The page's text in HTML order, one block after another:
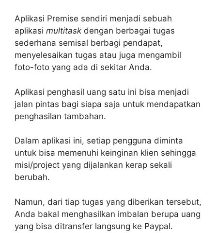
Aplikasi Premise sendiri menjadi sebuah
aplikasi multitask dengan berbagai tugas
sederhana semisal berbagi pendapat,
menyelesaikan tugas atau juga mengambil
foto-foto yang ada di sekitar Anda.
Aplikasi penghasil uang satu ini bisa menjadi
jalan pintas bagi siapa saja untuk mendapatkan
penghasilan tambahan.
Dalam aplikasi ini, setiap pengguna diminta
untuk bisa memenuhi keinginan klien sehingga
misi/project yang dijalankan kerap sekali
berubah.
Namun, dari tiap tugas yang diberikan tersebut,
Anda bakal menghasilkan imbalan berupa uang
yang bisa ditransfer langsung ke Paypal.